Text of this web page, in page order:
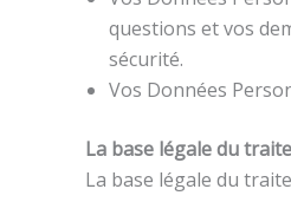
questions et vos
sécurité.
Vos Données
La base légale du
La base légale du